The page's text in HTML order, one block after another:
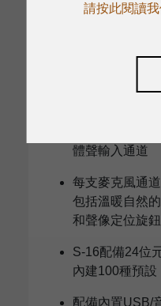
S-16m是一款
體聲輸入通道
每支麥克風通
包括溫暖自然
和聲像定位旋
S-16配備24位
內建100種預設
配備內置USB/
請按此閱讀我